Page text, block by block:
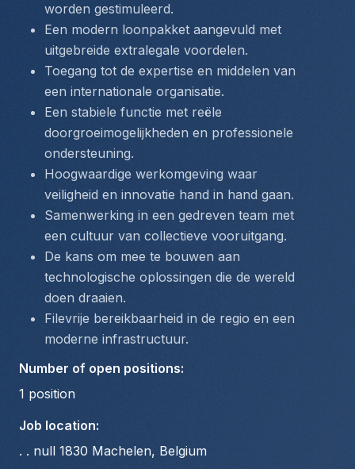
worden gestimuleerd.
Een modern loonpakket aangevuld met
uitgebreide extralegale voordelen.
Toegang tot de expertise en middelen van
een internationale organisatie.
Een stabiele functie met reële
doorgroeimogelijkheden en professionele
ondersteuning.
Hoogwaardige werkomgeving waar
veiligheid en innovatie hand in hand gaan.
Samenwerking in een gedreven team met
een cultuur van collectieve vooruitgang.
De kans om mee te bouwen aan
technologische oplossingen die de wereld
doen draaien.
Filevrije bereikbaarheid in de regio en een
moderne infrastructuur.
Number of open positions:
1 position
Job location:
. . null 1830 Machelen, Belgium